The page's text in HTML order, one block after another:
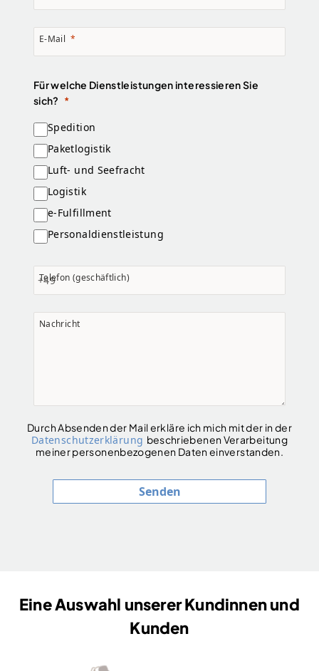
E-Mail
Für welche Dienstleistungen interessieren Sie
sich?
Spedition
Paketlogistik
Luft- und Seefracht
Logistik
e-Fulfillment
Personaldienstleistung
Telefon (geschäftlich)
+49
Nachricht
Durch Absenden der Mail erkläre ich mich mit der in der
Datenschutzerklärung beschriebenen Verarbeitung
meiner personenbezogenen Daten einverstanden.
Senden
Eine Auswahl unserer Kundinnen und
Kunden